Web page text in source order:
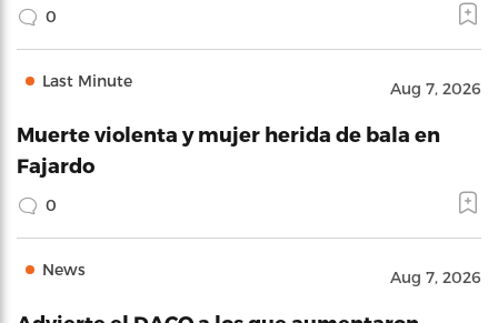
0
Last Minute Aug 7, 2026
Muerte violenta y mujer herida de bala en
Fajardo
0
News Aug 7, 2026